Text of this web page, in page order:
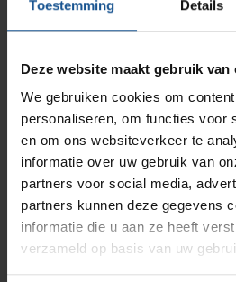
Toestemming Details
Deze website maakt gebruik van
We gebruiken cookies om
personaliseren, om functies voor
en om ons websiteverkeer te
informatie over uw gebruik van
partners voor social media,
partners kunnen deze gegevens
informatie die u aan ze heeft
verzameld op basis van uw
hightech industrie, en
Systems speelt zowel op
maatwerk vraagstukken snel en
klantspecificaties en komt
efficiënte oplossingen.
Het productassortiment van VE-
gerangschikt en door de handige
juiste product binnen ons
behoefte aan contact met een
van uw branche? Neem dan
Branches
Ziekenhuizen en klinieken
Solutions
RVS Werkplekinrichting
Modulaire
Productlijnen
Medische
Infectiepreventie en
Opslagmogelijkheden
Assortiment
Hammerlit
Septodry
Metro
Zarges
Contact
Ons team
Klantcases
Vacatures